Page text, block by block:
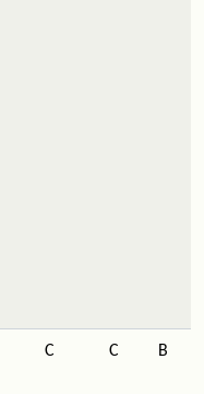
C C B